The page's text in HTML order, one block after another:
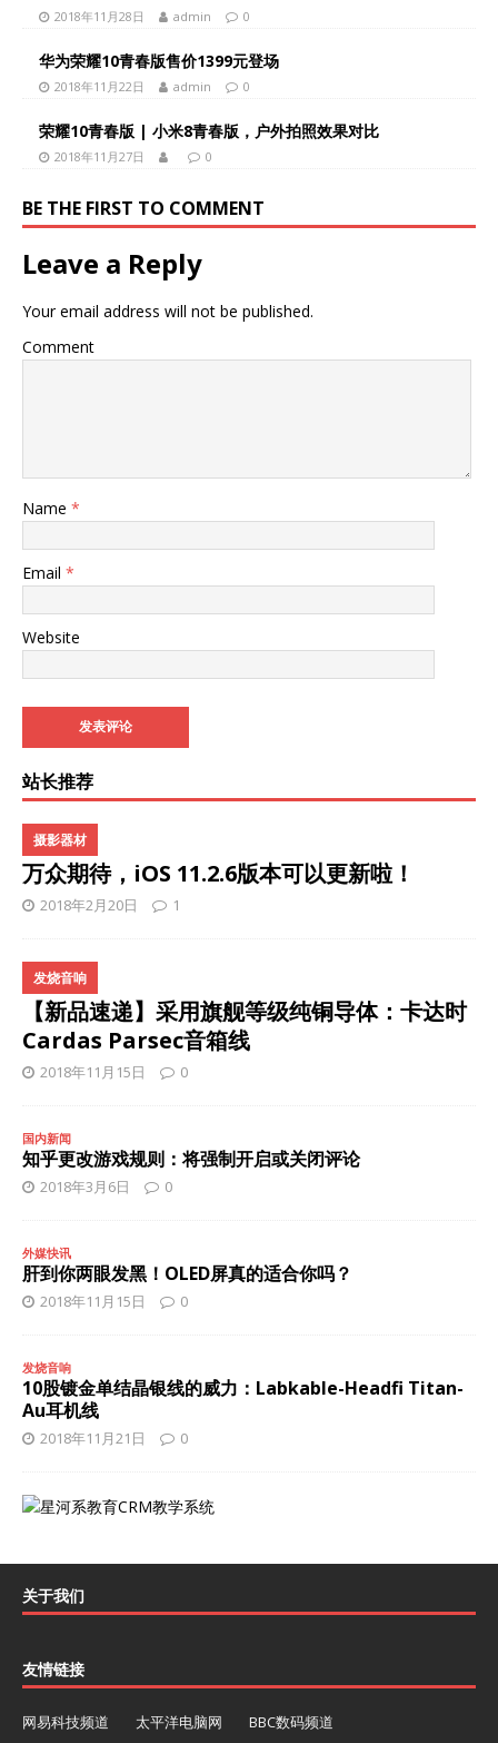
2018年11月28日 admin 0
华为荣耀10青春版售价1399元登场
2018年11月22日 admin 0
荣耀10青春版 | 小米8青春版，户外拍照效果对比
2018年11月27日 0
BE THE FIRST TO COMMENT
Leave a Reply
Your email address will not be published.
Comment
Name *
Email *
Website
站长推荐
万众期待，iOS 11.2.6版本可以更新啦！
摄影器材
2018年2月20日 1
【新品速递】采用旗舰等级纯铜导体：卡达时
Cardas Parsec音箱线
发烧音响
2018年11月15日 0
国内新闻
知乎更改游戏规则：将强制开启或关闭评论
2018年3月6日 0
外媒快讯
肝到你两眼发黑！OLED屏真的适合你吗？
2018年11月15日 0
发烧音响
10股镀金单结晶银线的威力：Labkable-Headfi Titan-
Au耳机线
2018年11月21日 0
关于我们
友情链接
网易科技频道 太平洋电脑网 BBC数码频道